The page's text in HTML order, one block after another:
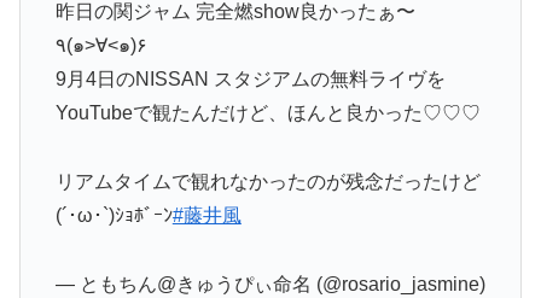
昨日の関ジャム 完全燃show良かったぁ〜
٩(๑>∀<๑)۶
9月4日のNISSAN スタジアムの無料ライヴを
YouTubeで観たんだけど、ほんと良かった♡♡♡
リアムタイムで観れなかったのが残念だったけど
(´･ω･`)ｼｮﾎﾞｰﾝ#藤井風
— ともちん@きゅうぴぃ命名 (@rosario_jasmine)